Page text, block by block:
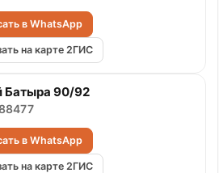
в WhatsApp
на карте 2ГИС
Батыра 90/92
в WhatsApp
на карте 2ГИС